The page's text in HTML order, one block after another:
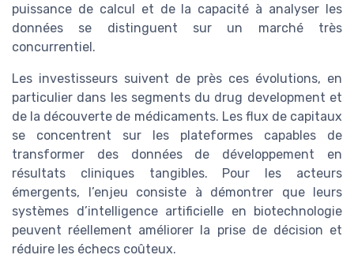
puissance de calcul et de la capacité à analyser les
données se distinguent sur un marché très
concurrentiel.
Les investisseurs suivent de près ces évolutions, en
particulier dans les segments du drug development et
de la découverte de médicaments. Les flux de capitaux
se concentrent sur les plateformes capables de
transformer des données de développement en
résultats cliniques tangibles. Pour les acteurs
émergents, l’enjeu consiste à démontrer que leurs
systèmes d’intelligence artificielle en biotechnologie
peuvent réellement améliorer la prise de décision et
réduire les échecs coûteux.